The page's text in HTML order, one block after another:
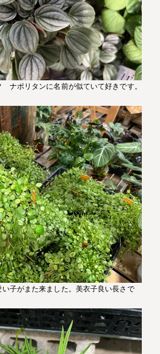
ポリタンに名前が似ていて好きです。
がまた来ました。美衣子良い長さで